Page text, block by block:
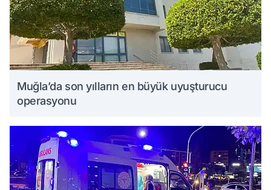
Muğla’da son yılların en büyük uyuşturucu
operasyonu